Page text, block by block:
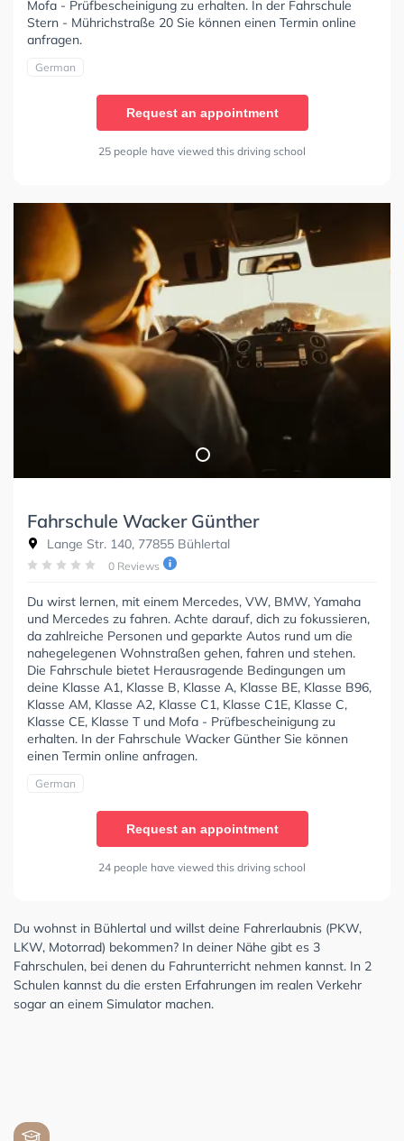
Mofa - Prüfbescheinigung zu erhalten. In der Fahrschule
Stern - Mührichstraße 20 Sie können einen Termin online
anfragen.
German
Request an appointment
25 people have viewed this driving school
Fahrschule Wacker Günther
Lange Str. 140, 77855 Bühlertal
0 Reviews
Du wirst lernen, mit einem Mercedes, VW, BMW, Yamaha
und Mercedes zu fahren. Achte darauf, dich zu fokussieren,
da zahlreiche Personen und geparkte Autos rund um die
nahegelegenen Wohnstraßen gehen, fahren und stehen.
Die Fahrschule bietet Herausragende Bedingungen um
deine Klasse A1, Klasse B, Klasse A, Klasse BE, Klasse B96,
Klasse AM, Klasse A2, Klasse C1, Klasse C1E, Klasse C,
Klasse CE, Klasse T und Mofa - Prüfbescheinigung zu
erhalten. In der Fahrschule Wacker Günther Sie können
einen Termin online anfragen.
German
Request an appointment
24 people have viewed this driving school
Du wohnst in Bühlertal und willst deine Fahrerlaubnis (PKW,
LKW, Motorrad) bekommen? In deiner Nähe gibt es 3
Fahrschulen, bei denen du Fahrunterricht nehmen kannst. In 2
Schulen kannst du die ersten Erfahrungen im realen Verkehr
sogar an einem Simulator machen.